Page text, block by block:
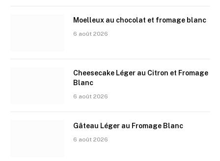
Moelleux au chocolat et fromage blanc
6 août 2026
Cheesecake Léger au Citron et Fromage
Blanc
6 août 2026
Gâteau Léger au Fromage Blanc
6 août 2026